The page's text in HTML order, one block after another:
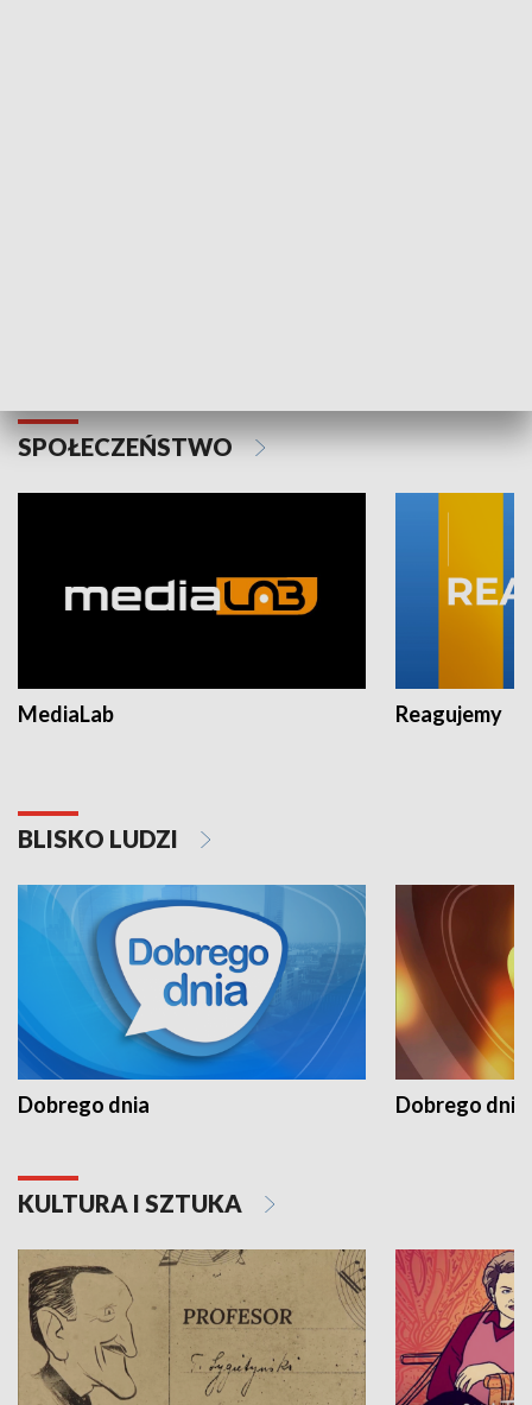
SPOŁECZEŃSTWO
MediaLab Reagujemy
BLISKO LUDZI
Dobrego dnia Dobrego dnia
KULTURA I SZTUKA